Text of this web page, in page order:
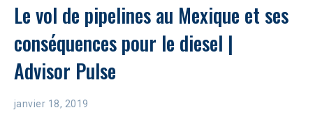
Le vol de pipelines au Mexique et ses
conséquences pour le diesel |
Advisor Pulse
janvier 18, 2019